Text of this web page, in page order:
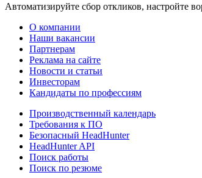
Автоматизируйте сбор откликов, настройте
О компании
Наши вакансии
Партнерам
Реклама на сайте
Новости и статьи
Инвесторам
Кандидаты по профессиям
Производственный календарь
Требования к ПО
Безопасный HeadHunter
HeadHunter API
Поиск работы
Поиск по резюме